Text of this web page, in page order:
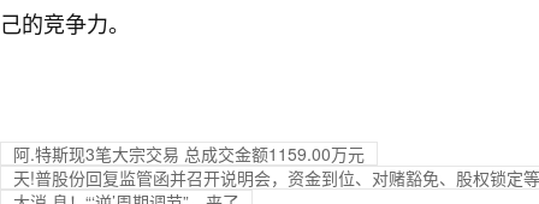
己的竞争力。
阿.特斯现3笔大宗交易 总成交金额1159.00万元
天!普股份回复监管函并召开说明会，资金到位、对赌豁免、股权锁定